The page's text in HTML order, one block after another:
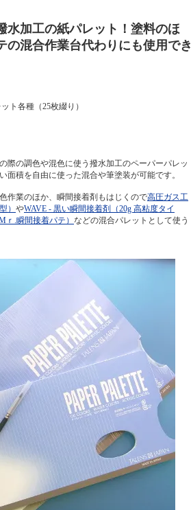
水加工の紙パレット！塗料のほ
の混合作業台代わりにも使用でき
ト各種（25枚綴り）
際の調色や混色に使う撥水加工のペーパーパレッ
面積を自由に使った混合や筆塗装が可能です。
作業のほか、瞬間接着剤もはじくので高圧ガス工
） やWAVE - 黒い瞬間接着剤（20g 高粘度タイ
ｒ.瞬間接着パテ） などの混合パレットとして使う